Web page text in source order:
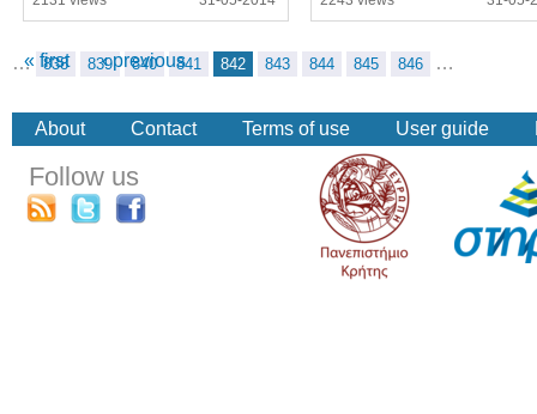
« first ‹ previous
… 838 839 840 841 842 843 844 845 846 …
About Contact Terms of use User guide
Follow us